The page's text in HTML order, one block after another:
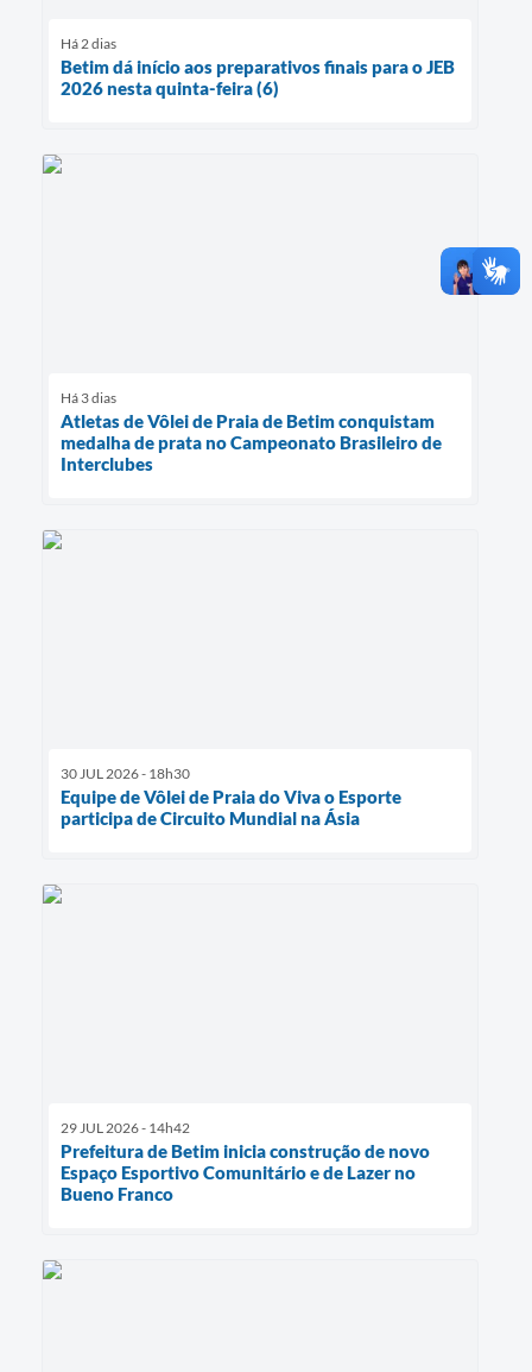
Há 2 dias
Betim dá início aos preparativos finais para o JEB
2026 nesta quinta-feira (6)
Há 3 dias
Atletas de Vôlei de Praia de Betim conquistam
medalha de prata no Campeonato Brasileiro de
Interclubes
30 JUL 2026 - 18h30
Equipe de Vôlei de Praia do Viva o Esporte
participa de Circuito Mundial na Ásia
29 JUL 2026 - 14h42
Prefeitura de Betim inicia construção de novo
Espaço Esportivo Comunitário e de Lazer no
Bueno Franco